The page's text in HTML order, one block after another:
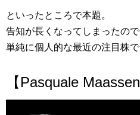
といったところで本題。
告知が長くなってしまったの
単純に個人的な最近の注目株で
【Pasquale Maassen